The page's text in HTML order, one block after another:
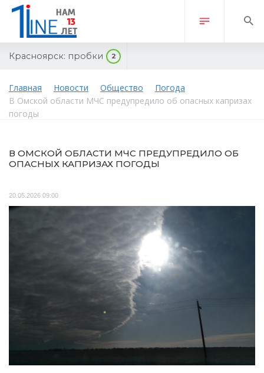
Красноярск: пробки 2
Главная Новости Общество
Погода
В Омской области МЧС предупредило об опасных капризах
погоды
В ОМСКОЙ ОБЛАСТИ МЧС ПРЕДУПРЕДИЛО ОБ
ОПАСНЫХ КАПРИЗАХ ПОГОДЫ
20.05.2026 09:00